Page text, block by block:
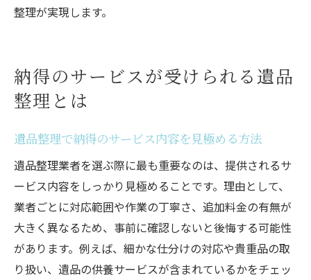
整理が実現します。
納得のサービスが受けられる遺品
整理とは
遺品整理で納得のサービス内容を見極める方法
遺品整理業者を選ぶ際に最も重要なのは、提供されるサ
ービス内容をしっかり見極めることです。理由として、
業者ごとに対応範囲や作業の丁寧さ、追加料金の有無が
大きく異なるため、事前に確認しないと後悔する可能性
があります。例えば、細かな仕分けの対応や貴重品の取
り扱い、遺品の供養サービスが含まれているかをチェッ